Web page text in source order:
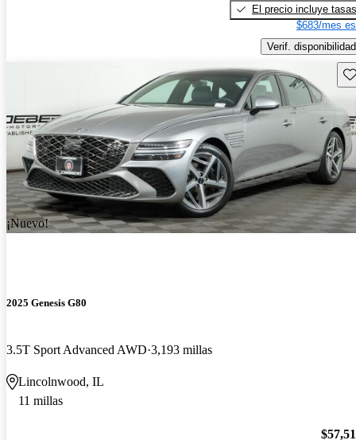
El precio incluye tasas
$683/mes
Verif. disponibilidad
¡Nuevo!
2025 Genesis G80
3.5T Sport Advanced AWD 3,193 millas
Lincolnwood, IL
11 millas